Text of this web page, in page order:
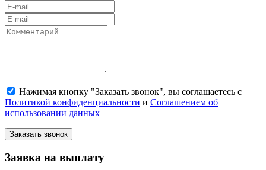
Нажимая кнопку "Заказать звонок", вы соглашаетесь с
Политикой конфиденциальности и Соглашением об
использовании данных
Заказать звонок
Заявка на выплату